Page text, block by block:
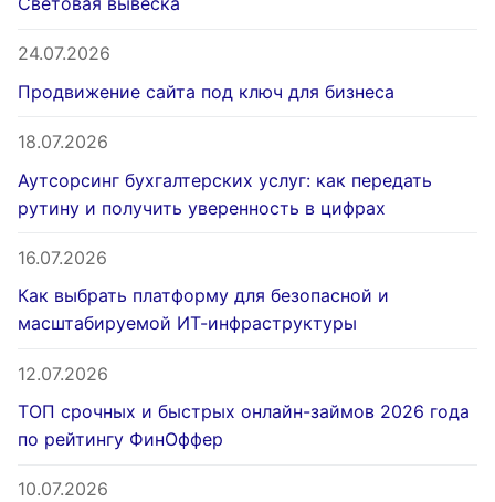
24.07.2026
Продвижение сайта под ключ для бизнеса
18.07.2026
Аутсорсинг бухгалтерских услуг: как передать
рутину и получить уверенность в цифрах
16.07.2026
Как выбрать платформу для безопасной и
масштабируемой ИТ-инфраструктуры
12.07.2026
ТОП срочных и быстрых онлайн-займов 2026 года
по рейтингу ФинОффер
10.07.2026